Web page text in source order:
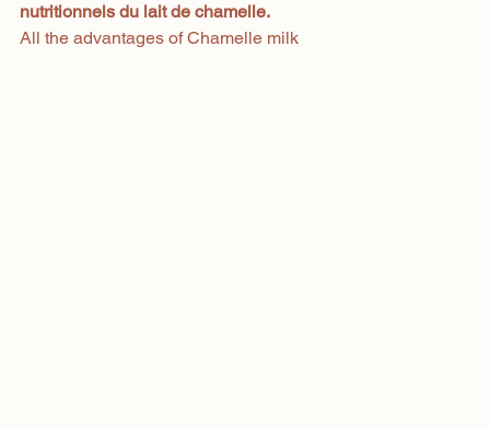
nutritionnels du lait de chamelle.
All the advantages of Chamelle milk